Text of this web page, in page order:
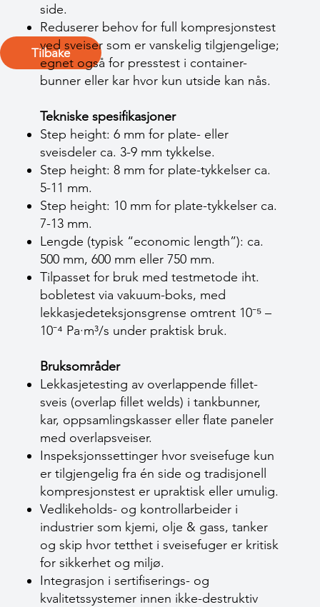
Tilbake
side.
Reduserer behov for full kompresjonstest
ved sveiser som er vanskelig tilgjengelige;
egnet også for presstest i container-
bunner eller kar hvor kun utside kan nås.
Tekniske spesifikasjoner
Step height: 6 mm for plate- eller
sveisdeler ca. 3-9 mm tykkelse.
Step height: 8 mm for plate-tykkelser ca.
5-11 mm.
Step height: 10 mm for plate-tykkelser ca.
7-13 mm.
Lengde (typisk “economic length”): ca.
500 mm, 600 mm eller 750 mm.
Tilpasset for bruk med testmetode iht.
bobletest via vakuum-boks, med
lekkasjedeteksjonsgrense omtrent 10⁻⁵ –
10⁻⁴ Pa·m³/s under praktisk bruk.
Bruksområder
Lekkasjetesting av overlappende fillet­
sveis (overlap fillet welds) i tankbunner,
kar, oppsamlingskasser eller flate paneler
med overlap­sveiser.
Inspeksjonssettinger hvor sveisefuge kun
er tilgjengelig fra én side og tradisjonell
kompresjonstest er upraktisk eller umulig.
Vedlikeholds- og kontrollarbeider i
industrier som kjemi, olje & gass, tanker
og skip hvor tetthet i sveisefuger er kritisk
for sikkerhet og miljø.
Integrasjon i sertifiserings- og
kvalitetssystemer innen ikke-destruktiv